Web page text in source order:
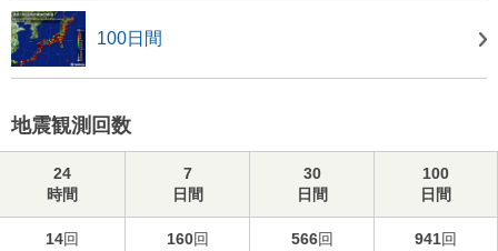
100日間
地震観測回数
24
時間
7
日間
30
日間
100
日間
14回 160回 566回 941回